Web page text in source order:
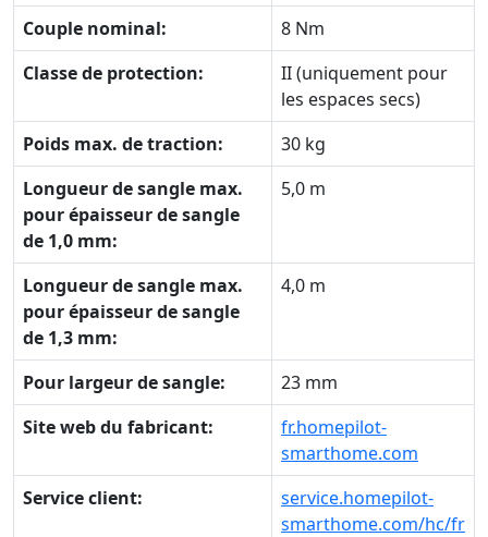
Couple nominal:
8 Nm
Classe de protection:
II (uniquement pour
les espaces secs)
Poids max. de traction:
30 kg
Longueur de sangle max.
pour épaisseur de sangle
de 1,0 mm:
5,0 m
Longueur de sangle max.
pour épaisseur de sangle
de 1,3 mm:
4,0 m
Pour largeur de sangle:
23 mm
Site web du fabricant:
fr.homepilot-
smarthome.com
Service client:
service.homepilot-
smarthome.com/hc/fr